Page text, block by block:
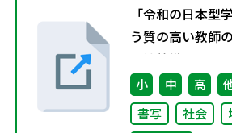
「令和の日本型
う質の高い教師
環境整備に関す
について （審議
小 中 高
書写
社会